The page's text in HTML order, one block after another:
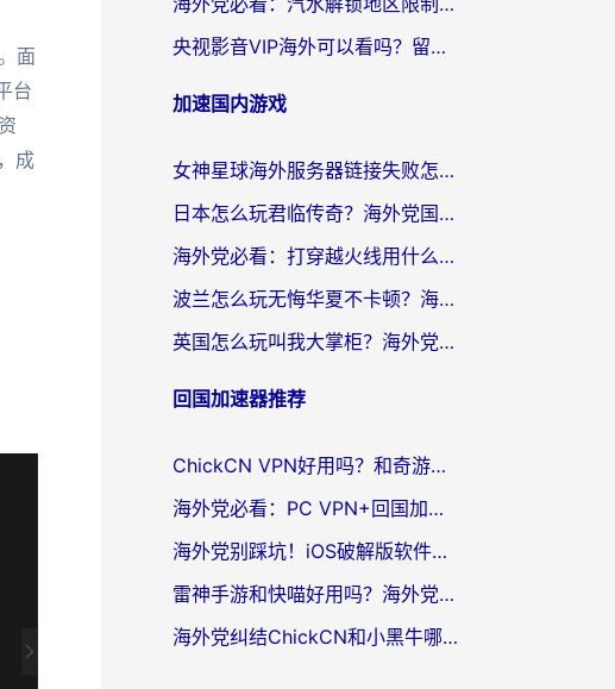
面
台
成
央视影音VIP海外可以看吗？留学生亲测有效的回国加速器选择指南
加速国内游戏
女神星球海外服务器链接失败怎么解决？海外党国服游戏加速避坑指南
日本怎么玩君临传奇？海外党国服游戏加速避坑指南（附菲律宾欧洲玩家实测）
海外党必看：打穿越火线用什么加速器？解决延迟卡顿，还能玩奇妙拼图世界和第五人格
波兰怎么玩无悔华夏不卡顿？海外国服游戏加速器终极指南（附征途2萤火突击解决方案）
英国怎么玩叫我大掌柜？海外党国服游戏加速避坑指南（附实测推荐）
回国加速器推荐
ChickCN VPN好用吗？和奇游手游VPN对比哪个回国效果更好？海外党亲测实用指南
海外党必看：PC VPN+回国加速器怎么选？无缝访问国内资源全攻略
海外党别踩坑！iOS破解版软件不可靠？教你选对回国加速器无缝看国内资源
雷神手游和快喵好用吗？海外党亲测5款回国加速器，附斧牛Bling对比+微信视频号解决办法
海外党纠结ChickCN和小黑牛哪个好？一篇帮你选对回国加速器的实用指南